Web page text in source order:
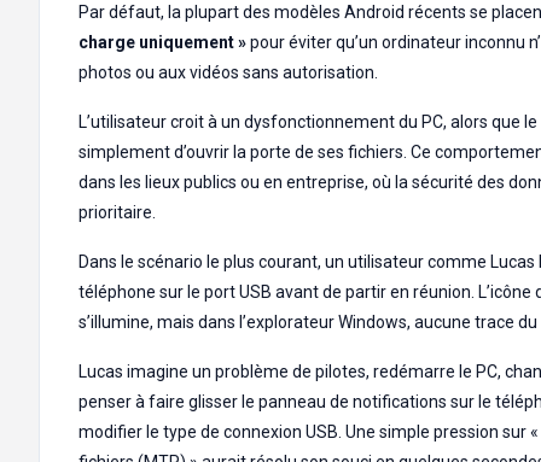
Par défaut, la plupart des modèles Android récents se
charge uniquement »pour éviter qu’un ordinateur inconnu
photos ou aux vidéos sans autorisation.
L’utilisateur croit à un dysfonctionnement du PC, alors que
simplement d’ouvrir la porte de ses fichiers. Ce
dans les lieux publics ou en entreprise, où la sécurité des
prioritaire.
Dans le scénario le plus courant, un utilisateur comme Lucas
téléphone sur le port USB avant de partir en réunion. L’icône
s’illumine, mais dans l’explorateur Windows, aucune trace
Lucas imagine un problème de pilotes, redémarre le PC,
penser à faire glisser le panneau de notifications sur le
modifier le type de connexion USB. Une simple pression sur